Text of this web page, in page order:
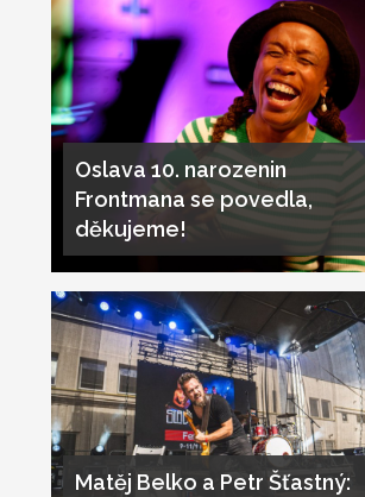
Oslava 10. narozenin
Frontmana se povedla,
děkujeme!
Matěj Belko a Petr Šťastný: